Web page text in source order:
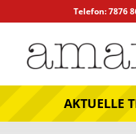
Telefon: 7876
AKTUELLE